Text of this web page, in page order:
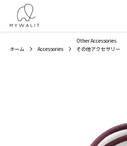
ホーム Accessories
Other Accessories
その他アクセサリー